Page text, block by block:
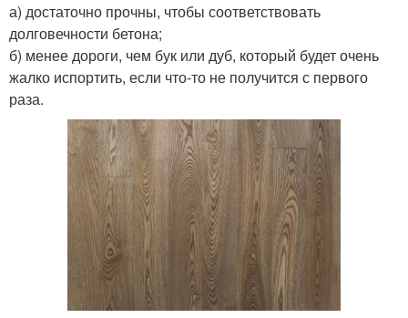
а) достаточно прочны, чтобы соответствовать
долговечности бетона;
б) менее дороги, чем бук или дуб, который будет очень
жалко испортить, если что-то не получится с первого
раза.